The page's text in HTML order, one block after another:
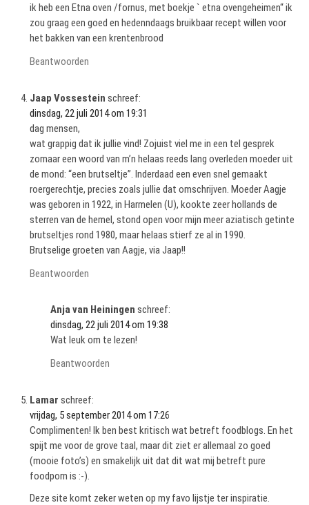
ik heb een Etna oven /fornus, met boekje ` etna ovengeheimen“ ik
zou graag een goed en hedenndaags bruikbaar recept willen voor
het bakken van een krentenbrood
Beantwoorden
Jaap Vossestein schreef:
dinsdag, 22 juli 2014 om 19:31
dag mensen,
wat grappig dat ik jullie vind! Zojuist viel me in een tel gesprek
zomaar een woord van m’n helaas reeds lang overleden moeder uit
de mond: “een brutseltje”. Inderdaad een even snel gemaakt
roergerechtje, precies zoals jullie dat omschrijven. Moeder Aagje
was geboren in 1922, in Harmelen (U), kookte zeer hollands de
sterren van de hemel, stond open voor mijn meer aziatisch getinte
brutseltjes rond 1980, maar helaas stierf ze al in 1990.
Brutselige groeten van Aagje, via Jaap!!
Beantwoorden
Anja van Heiningen schreef:
dinsdag, 22 juli 2014 om 19:38
Wat leuk om te lezen!
Beantwoorden
Lamar schreef:
vrijdag, 5 september 2014 om 17:26
Complimenten! Ik ben best kritisch wat betreft foodblogs. En het
spijt me voor de grove taal, maar dit ziet er allemaal zo goed
(mooie foto’s) en smakelijk uit dat dit wat mij betreft pure
foodporn is :-).
Deze site komt zeker weten op my favo lijstje ter inspiratie.